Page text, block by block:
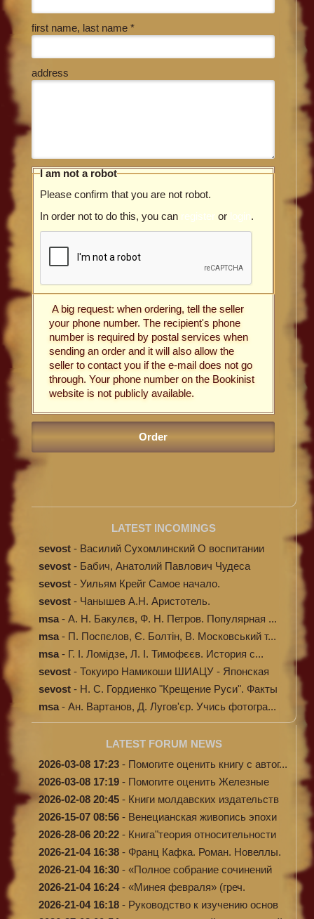
first name, last name *
address
I am not a robot
Please confirm that you are not robot.
In order not to do this, you can register or login.
A big request: when ordering, tell the seller
your phone number. The recipient's phone
number is required by postal services when
sending an order and it will also allow the
seller to contact you if the e-mail does not go
through. Your phone number on the Bookinist
website is not publicly available.
LATEST INCOMINGS
sevost - Василий Сухомлинский О воспитании
sevost - Бабич, Анатолий Павлович Чудеса
исцелени...
sevost - Уильям Крейг Самое начало.
Происхождение...
sevost - Чанышев А.Н. Аристотель.
msa - А. Н. Бакулєв, Ф. Н. Петров. Популярная ...
msa - П. Поспєлов, Є. Болтін, В. Московський т...
msa - Г. І. Ломідзе, Л. І. Тимофєєв. История с...
sevost - Токуиро Намикоши ШИАЦУ - Японская
терапи...
sevost - Н. С. Гордиенко "Крещение Руси". Факты
п...
msa - Ан. Вартанов, Д. Лугов'єр. Учись фотогра...
LATEST FORUM NEWS
2026-03-08 17:23 - Помогите оценить книгу с автог...
2026-03-08 17:19 - Помогите оценить Железные
доро...
2026-02-08 20:45 - Книги молдавских издательств
2026-15-07 08:56 - Венецианская живопись эпохи
Во...
2026-28-06 20:22 - Книга"теория относительности
и...
2026-21-04 16:38 - Франц Кафка. Роман. Новеллы.
П...
2026-21-04 16:30 - «Полное собрание сочинений
А.Н...
2026-21-04 16:24- «Минея февраля» (греч.
Μηναίον...
2026-21-04 16:18 - Руководство к изучению основ